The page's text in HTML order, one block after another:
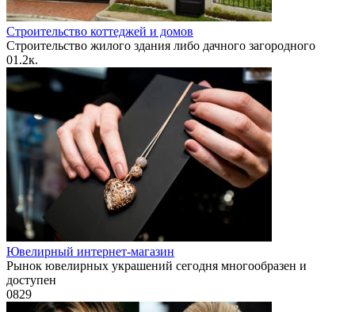
Строительство коттеджей и домов
Строительство жилого здания либо дачного загородного
01.2к.
Ювелирный интернет-магазин
Рынок ювелирных украшений сегодня многообразен и
доступен
0829